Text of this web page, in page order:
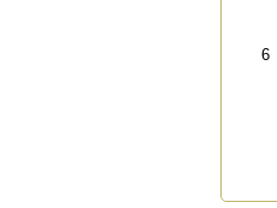
6